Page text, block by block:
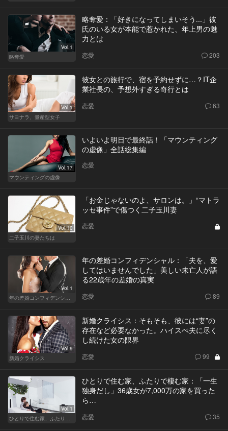
Vol.1
略奪愛
略奪愛：「好きになってしまいそう...」彼
氏のいる女が本能で惹かれた、年上男の魅
力とは
恋愛 203
Vol.1
サヨナラ、量産型女子
彼女との旅行で、宿を予約せずに…？IT企
業社長の、予想外すぎる奇行とは
恋愛 63
Vol.17
マウンティングの虚像
いよいよ明日で最終話！「マウンティング
の虚像」全話総集編
恋愛
Vol.10
二子玉川の妻たちは
「お金じゃないのよ、サロンは。」“マトラ
ッセ事件”で傷つく二子玉川妻
恋愛
Vol.1
年の差婚コンフィデンシャル：「夫を、愛
してはいませんでした」美しい未亡人が語
る22歳年の差婚の真実
恋愛 89
Vol.9
新婚クライシス
新婚クライシス：そもそも、彼には“妻”の
存在など必要なかった。ハイスぺ夫に尽く
し続けた女の限界
恋愛 99
Vol.1
ひとりで住む家、ふたりで棲む家：「一生
独身だし」36歳女が7,000万の家を買った
ら…
恋愛 35